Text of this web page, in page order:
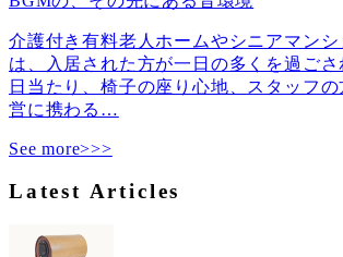
介護付き有料老人ホームやシニアマンシ
は、入居された方が一日の多くを過ごさ
日当たり、椅子の座り心地、スタッフ
営に携わる …
See more>>>
Latest Articles